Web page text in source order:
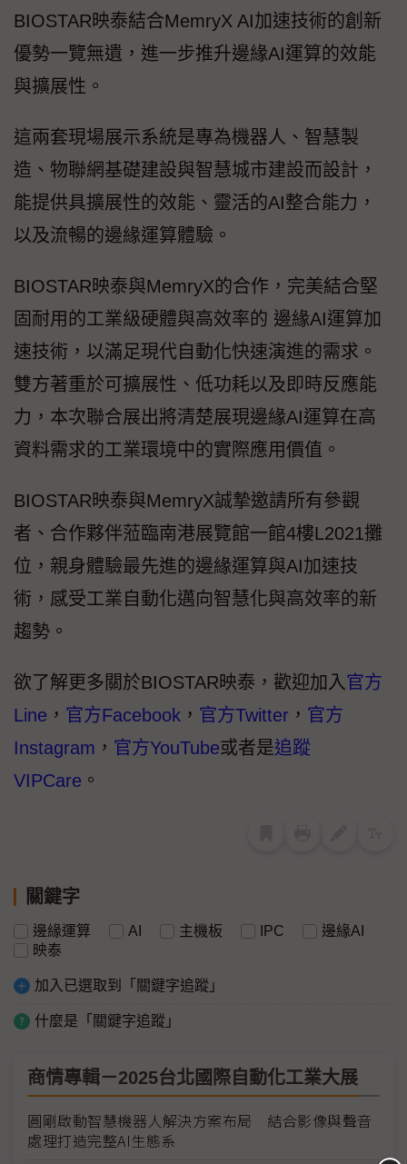
BIOSTAR映泰結合MemryX AI加速技術的創新
優勢一覽無遺，進一步推升邊緣AI運算的效能
與擴展性。
這兩套現場展示系統是專為機器人、智慧製
造、物聯網基礎建設與智慧城市建設而設計，
能提供具擴展性的效能、靈活的AI整合能力，
以及流暢的邊緣運算體驗。
BIOSTAR映泰與MemryX的合作，完美結合堅
固耐用的工業級硬體與高效率的 邊緣AI運算加
速技術，以滿足現代自動化快速演進的需求。
雙方著重於可擴展性、低功耗以及即時反應能
力，本次聯合展出將清楚展現邊緣AI運算在高
資料需求的工業環境中的實際應用價值。
BIOSTAR映泰與MemryX誠摯邀請所有參觀
者、合作夥伴蒞臨南港展覽館一館4樓L2021攤
位，親身體驗最先進的邊緣運算與AI加速技
術，感受工業自動化邁向智慧化與高效率的新
趨勢。
欲了解更多關於BIOSTAR映泰，歡迎加入官方
Line ， 官方Facebook ， 官方Twitter ， 官方
Instagram ， 官方YouTube或者是追蹤
VIPCare 。
關鍵字
邊緣運算 AI 主機板 IPC
邊緣AI
映泰
加入已選取到「關鍵字追蹤」
什麼是「關鍵字追蹤」
商情專輯－2025台北國際自動化工業大展
圓剛啟動智慧機器人解決方案布局 結合影像與聲音
處理打造完整AI生態系